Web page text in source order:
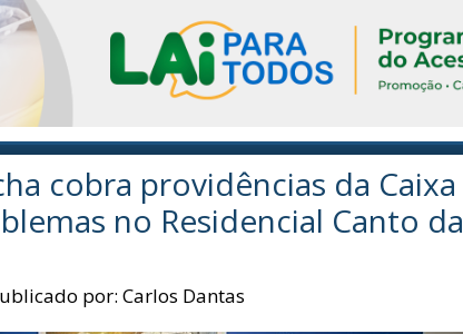
cobra providências da Caixa
no Residencial Canto da
por: Carlos Dantas